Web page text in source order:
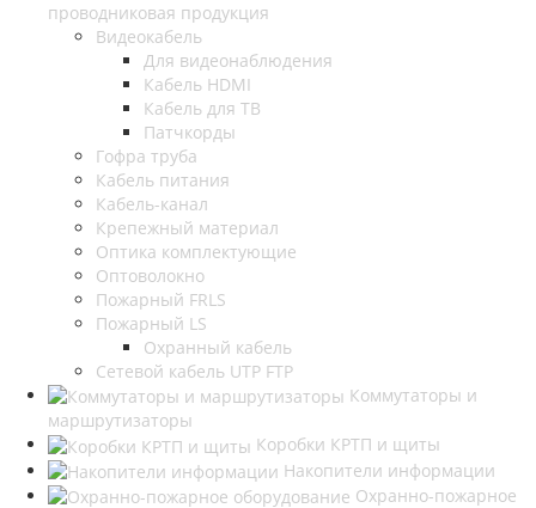
проводниковая продукция
Видеокабель
Для видеонаблюдения
Кабель HDMI
Кабель для ТВ
Патчкорды
Гофра труба
Кабель питания
Кабель-канал
Крепежный материал
Оптика комплектующие
Оптоволокно
Пожарный FRLS
Пожарный LS
Охранный кабель
Сетевой кабель UTP FTP
Коммутаторы и
маршрутизаторы
Коробки КРТП и щиты
Накопители информации
Охранно-пожарное